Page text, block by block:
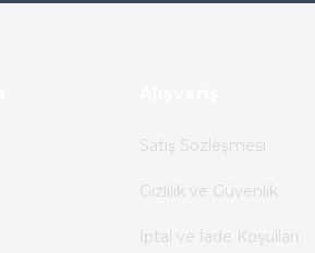
Satış Sözleşmesi
Gizlilik ve Güvenlik
İptal ve İade Koşulları